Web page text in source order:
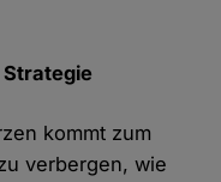
kommt zum
verbergen, wie